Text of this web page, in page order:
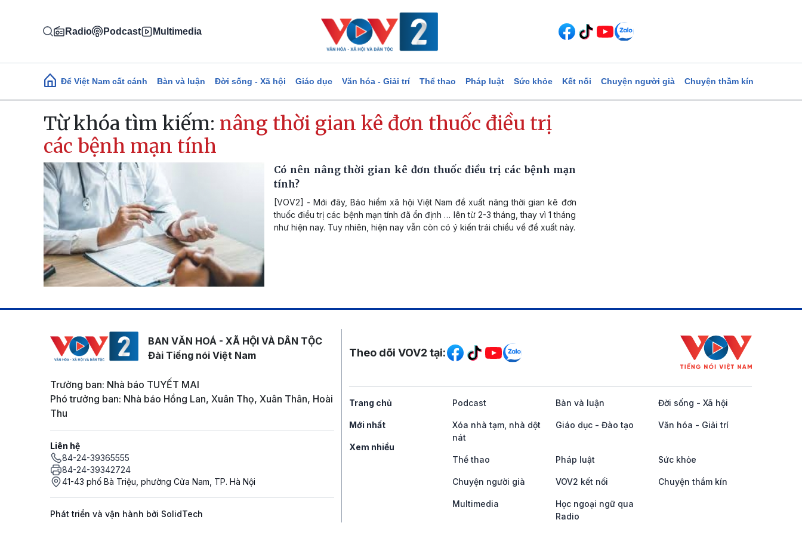
Radio Podcast Multimedia
Main navigation
Để Việt Nam cất cánh Bàn và luận Đời sống - Xã hội Giáo dục Văn hóa - Giải trí Thể thao Pháp luật Sức khỏe Kết nối Chuyện người già Chuyện thầm kín
Từ khóa tìm kiếm: nâng thời gian kê đơn thuốc điều trị
các bệnh mạn tính
Có nên nâng thời gian kê đơn thuốc điều trị các bệnh mạn
tính?
[VOV2] - Mới đây, Bảo hiểm xã hội Việt Nam đề xuất nâng thời gian kê đơn
thuốc điều trị các bệnh mạn tính đã ổn định … lên từ 2-3 tháng, thay vì 1 tháng
như hiện nay. Tuy nhiên, hiện nay vẫn còn có ý kiến trái chiều về đề xuất này.
BAN VĂN HOÁ - XÃ HỘI VÀ DÂN TỘC
Đài Tiếng nói Việt Nam
Trưởng ban: Nhà báo TUYẾT MAI
Phó trưởng ban: Nhà báo Hồng Lan, Xuân Thọ, Xuân Thân, Hoài
Thu
Liên hệ
84-24-39365555
84-24-39342724
41-43 phố Bà Triệu, phường Cửa Nam, TP. Hà Nội
Phát triển và vận hành bởi SolidTech
Mạng xã hội
Theo dõi VOV2 tại:
Trang chủ
Mới nhất
Xem nhiều
Podcast Bàn và luận Đời sống - Xã hội
Xóa nhà tạm, nhà dột
nát
Giáo dục - Đào tạo Văn hóa - Giải trí
Thể thao Pháp luật Sức khỏe
Chuyện người già VOV2 kết nối Chuyện thầm kín
Multimedia
Học ngoại ngữ qua
Radio